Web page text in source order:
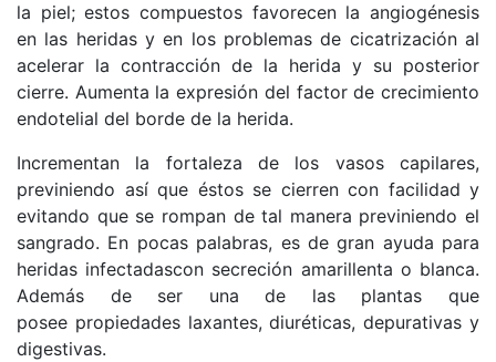
la piel; estos compuestos favorecen la angiogénesis
en las heridas y en los problemas de cicatrización al
acelerar la contracción de la herida y su posterior
cierre. Aumenta la expresión del factor de crecimiento
endotelial del borde de la herida.
Incrementan la fortaleza de los vasos capilares,
previniendo así que éstos se cierren con facilidad y
evitando que se rompan de tal manera previniendo el
sangrado. En pocas palabras, es de gran ayuda para
heridas infectadascon secreción amarillenta o blanca.
Además de ser una de las plantas que
posee propiedades laxantes, diuréticas, depurativas y
digestivas.